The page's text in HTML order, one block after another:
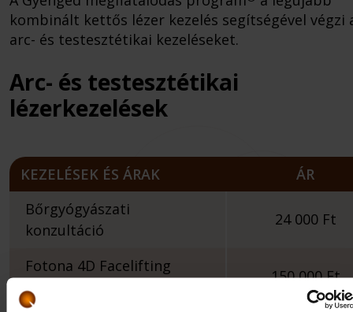
kombinált kettős lézer kezelés segítségével végzi
arc- és testesztétikai kezeléseket.
Arc- és testesztétikai
lézerkezelések
KEZELÉSEK ÉS ÁRAK
ÁR
Bőrgyógyászati
konzultáció
24 000 Ft
Fotona 4D Facelifting
kezelés
150 000 Ft